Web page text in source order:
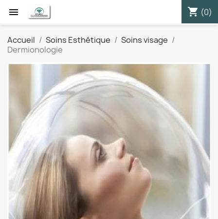
 shopping_cart (0)
Accueil Soins Esthétique
Soins visage
Dermionologie